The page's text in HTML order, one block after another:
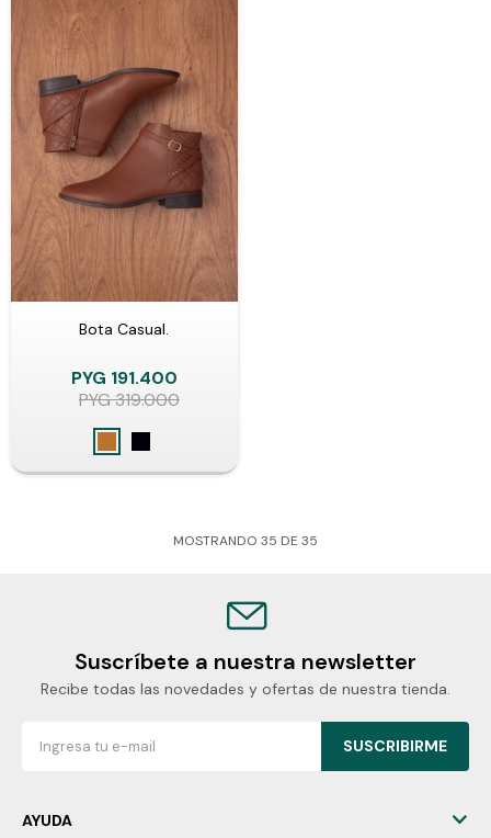
Bota Casual.
PYG 191.400
PYG319.000
MOSTRANDO 35 DE 35
Suscríbete a nuestra newsletter
Recibe todas las novedades y ofertas de nuestra tienda.
SUSCRIBIRME
AYUDA